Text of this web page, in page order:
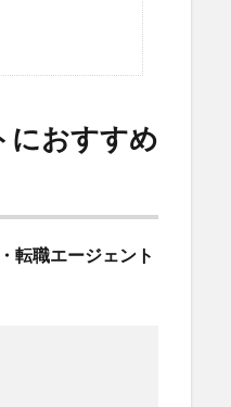
におすすめ
転職エージェント